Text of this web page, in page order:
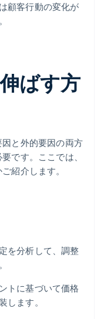
顧客行動の変化が
ばす方
と外的要因の両方
です。ここでは、
紹介します。
を分析して、調整
トに基づいて価格
します。